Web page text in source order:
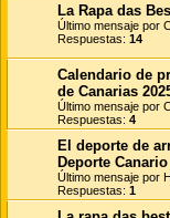
La Rapa das
Último mensaje por
Respuestas: 14
Calendario de
de Canarias
Último mensaje por
Respuestas: 4
El deporte de
Deporte Canario
Último mensaje por
Respuestas: 1